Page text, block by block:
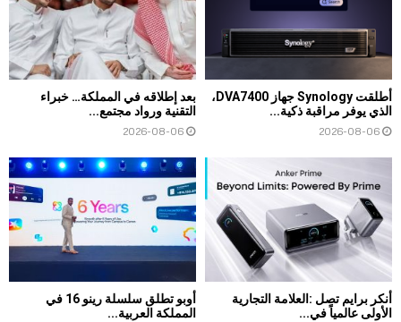
أطلقت Synology جهاز DVA7400،
الذي يوفر مراقبة ذكية...
2026-08-06
بعد إطلاقه في المملكة… خبراء
التقنية ورواد مجتمع...
2026-08-06
أنكر برايم تصل :العلامة التجارية
الأولى عالمياً في...
أوبو تطلق سلسلة رينو 16 في
المملكة العربية...